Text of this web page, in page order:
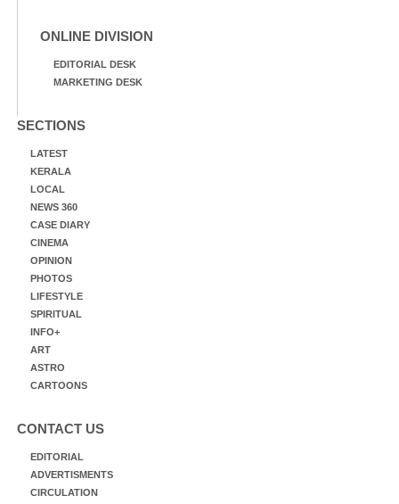
ONLINE DIVISION
EDITORIAL DESK
MARKETING DESK
SECTIONS
LATEST
KERALA
LOCAL
NEWS 360
CASE DIARY
CINEMA
OPINION
PHOTOS
LIFESTYLE
SPIRITUAL
INFO+
ART
ASTRO
CARTOONS
CONTACT US
EDITORIAL
ADVERTISMENTS
CIRCULATION